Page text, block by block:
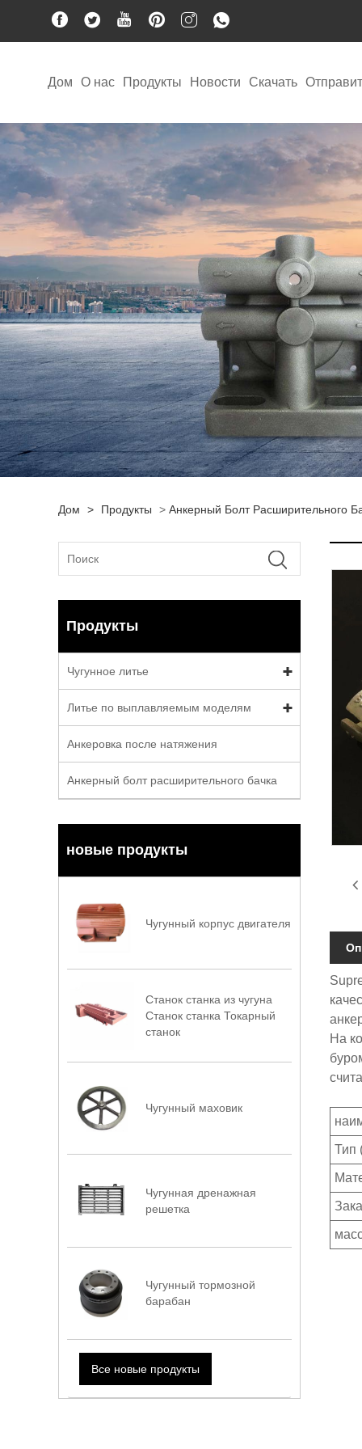
Дом О нас Продукты Новости Скачать
Дом > Продукты > Анкерный Болт Расширительного
Продукты
Чугунное литье
Литье по выплавляемым моделям
Анкеровка после натяжения
Анкерный болт расширительного бачка
новые продукты
Чугунный корпус двигателя
Станок станка из чугуна
Станок станка Токарный
станок
Чугунный маховик
Чугунная дренажная
решетка
Чугунный тормозной
барабан
Все новые продукты
На
Тип